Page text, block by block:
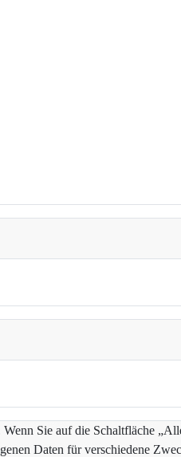
Sie auf die Schaltfläche
Daten für verschiedene